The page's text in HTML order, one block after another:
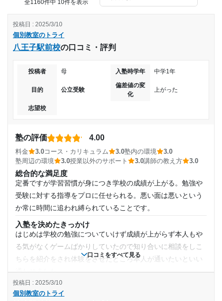
改善してほしい点
個別というだけあってやはり高く、他の塾に比べて質の良い
授業だったとは思えないから。
低くしても良いのではないかともおもう。
料金はかなり高く、1教科増やすごとに料金の負担がかなり
大きくなる。料金に見合った指導してくれたかと言われる
と、当たり外れが多いとよく聞くので、何も言えない。
全1160件中 10件を表示
口コミをすべて見る
個別教室のトライ
八王子駅前校の口コミ・評判
投稿日 : 2025/3/10
投稿者 母 入塾時学年 中学1年
目的 公立受験
偏差値の変
化
上がった
志望校
塾の評価 4.00
料金 3.0コース・カリキュラム 3.0塾内の環境
3.0
塾周辺の環境
3.0授業以外のサポート 3.0講師の教え方 3.0
総合的な満足度
定番ですが学習習慣が身につき学校の成績が上がる。勉強や
受験に対する指導をプロに任せられる。悪い面は悪いという
か常に時間に追われ縛られていることです。
入塾を決めたきっかけ
はじめは学校の勉強についていけず成績が上がらず本人もや
る気がなくゲームばかりしていたので知り合いに相談をしこ
ちらを紹介をされ体験をさせたところ本人が通いたいといい
塾の雰囲気
どちらとも言えない
個別教室のトライ
投稿日 : 2025/3/10